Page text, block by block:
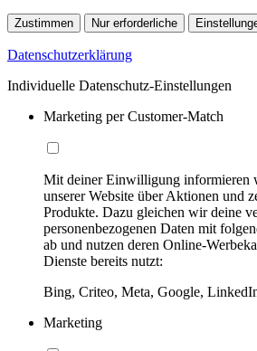
Zustimmen Nur erforderliche
Datenschutzerklärung
Individuelle Datenschutz-Einstellungen
Marketing per Customer-Match
Mit deiner Einwilligung informieren
unserer Website über Aktionen und
Produkte. Dazu gleichen wir deine
personenbezogenen Daten mit
ab und nutzen deren Online-
Dienste bereits nutzt:
Bing, Criteo, Meta, Google,
Marketing